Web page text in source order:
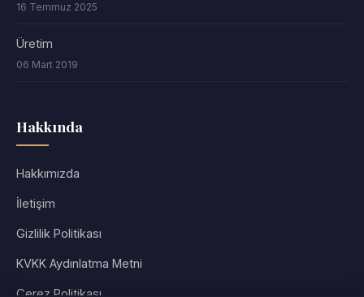
16 Temmuz 2025
Üretim
06 Mart 2019
Hakkında
Hakkımızda
İletişim
Gizlilik Politikası
KVKK Aydınlatma Metni
Çerez Politikası